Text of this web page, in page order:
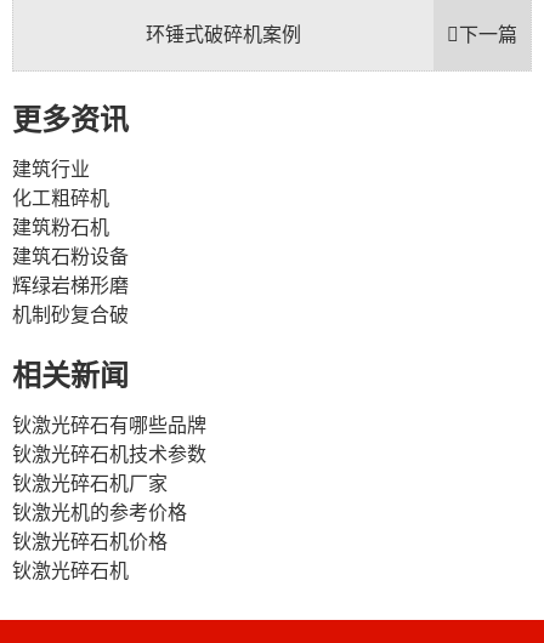
下一篇
环锤式破碎机案例
更多资讯
建筑行业
化工粗碎机
建筑粉石机
建筑石粉设备
辉绿岩梯形磨
机制砂复合破
相关新闻
钬激光碎石有哪些品牌
钬激光碎石机技术参数
钬激光碎石机厂家
钬激光机的参考价格
钬激光碎石机价格
钬激光碎石机